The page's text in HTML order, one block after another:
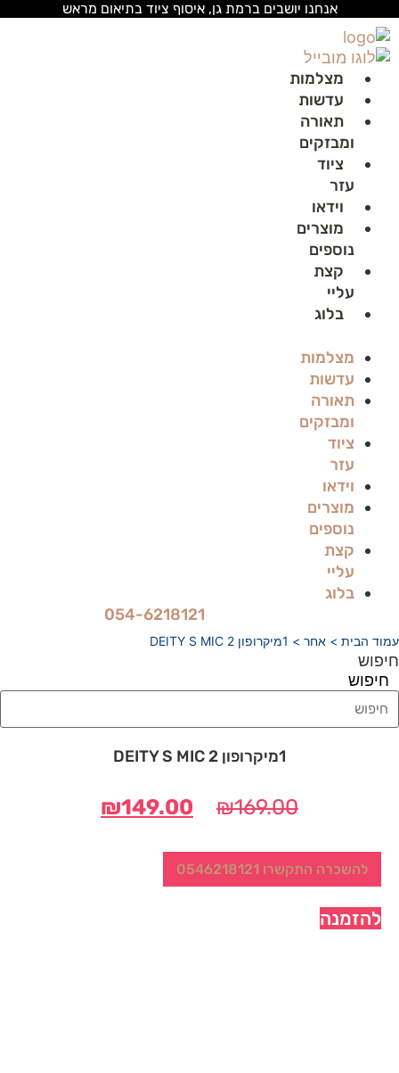
לתוכן
אנחנו יושבים ברמת גן, איסוף ציוד בתיאום מראש
מצלמות
עדשות
תאורה
ומבזקים
ציוד
עזר
וידאו
מוצרים
נוספים
קצת
עליי
בלוג
מצלמות
עדשות
תאורה
ומבזקים
ציוד
עזר
וידאו
מוצרים
נוספים
קצת
עליי
בלוג
054-6218121
עמוד הבית > אחר > 1מיקרופון DEITY S MIC 2
חיפוש
חיפוש
1מיקרופון DEITY S MIC 2
₪169.00
המחיר
היה:
₪169.00.
₪149.00
להשכרה התקשרו 0546218121
להזמנה